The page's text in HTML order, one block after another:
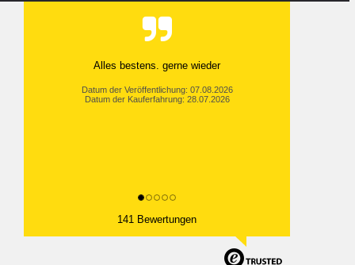
Alles bestens. gerne wieder
Datum der Veröffentlichung: 07.08.2026
Datum der Kauferfahrung: 28.07.2026
141 Bewertungen